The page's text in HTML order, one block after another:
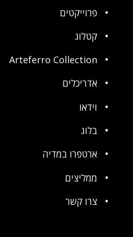
פרוייקטים
קטלוג
Arteferro Collection
אדריכלים
וידאו
בלוג
ארטפרו במדיה
ממליצים
צרו קשר